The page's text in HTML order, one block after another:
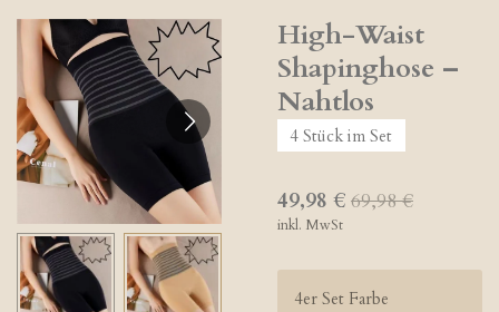
High-Waist
Shapinghose –
Nahtlos
4 Stück im Set
49,98 € 69,98 €
inkl. MwSt
4er Set Farbe